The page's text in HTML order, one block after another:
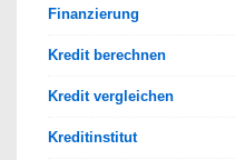
Finanzierung
Kredit berechnen
Kredit vergleichen
Kreditinstitut